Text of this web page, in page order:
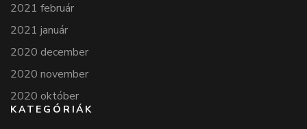
2021 február
2021 január
2020 december
2020 november
2020 október
KATEGÓRIÁK